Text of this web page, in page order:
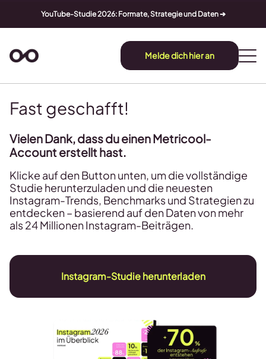
YouTube-Studie 2026: Formate, Strategie und Daten ➔
Melde dich hier an
Fast geschafft!
Vielen Dank, dass du einen Metricool-
Account erstellt hast.
Klicke auf den Button unten, um die vollständige
Studie herunterzuladen und die neuesten
Instagram-Trends, Benchmarks und Strategien zu
entdecken – basierend auf den Daten von mehr
als 24 Millionen Instagram-Beiträgen.
Instagram-Studie herunterladen